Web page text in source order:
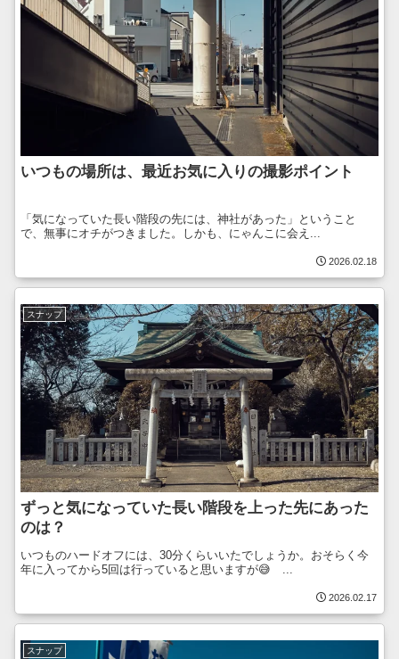
いつもの場所は、最近お気に入りの撮影ポイント
「気になっていた長い階段の先には、神社があった」ということ
で、無事にオチがつきました。しかも、にゃんこに会え...
2026.02.18
スナップ
ずっと気になっていた長い階段を上った先にあった
のは？
いつものハードオフには、30分くらいいたでしょうか。おそらく今
年に入ってから5回は行っていると思いますが😅 ...
2026.02.17
スナップ